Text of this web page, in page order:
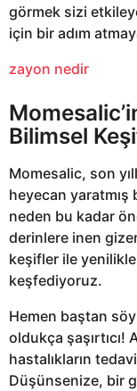
görmek sizi
için bir adım
zayon nedir
Bilimsel
Momesalic, son
heyecan
neden bu kadar
derinlere inen
keşifler ile
keşfediyoruz.
Hemen baştan
oldukça şaşırtıcı!
hastalıkların
Düşünsenize, bir